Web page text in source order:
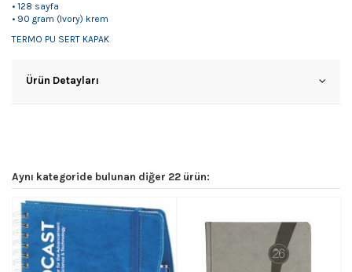
• 128 sayfa
• 90 gram (Ivory) krem
TERMO PU SERT KAPAK
Ürün Detayları
Aynı kategoride bulunan diğer 22 ürün: